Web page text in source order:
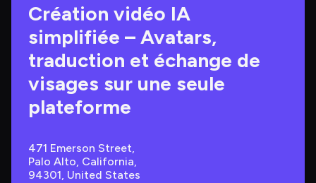
Création vidéo IA
simplifiée – Avatars,
traduction et échange de
visages sur une seule
plateforme
471 Emerson Street,
Palo Alto, California,
94301, United States